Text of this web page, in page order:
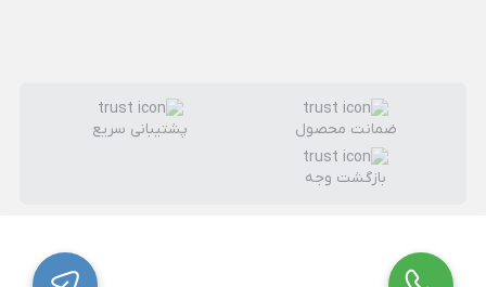
ضمانت محصول پشتیبانی سریع
بازگشت وجه